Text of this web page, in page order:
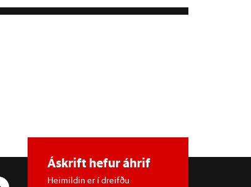
Áskrift hefur áhrif
Heimildin er í dreifðu